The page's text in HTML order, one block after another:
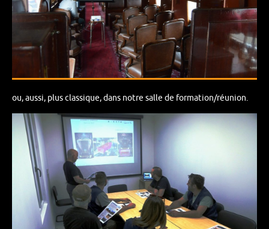
ou, aussi, plus classique, dans notre salle de formation/réunion.